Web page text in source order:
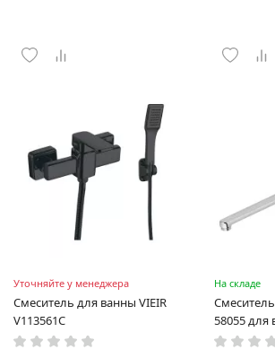
Уточняйте у менеджера
Смеситель для ванны VIEIR
V113561С
На складе
58055 для